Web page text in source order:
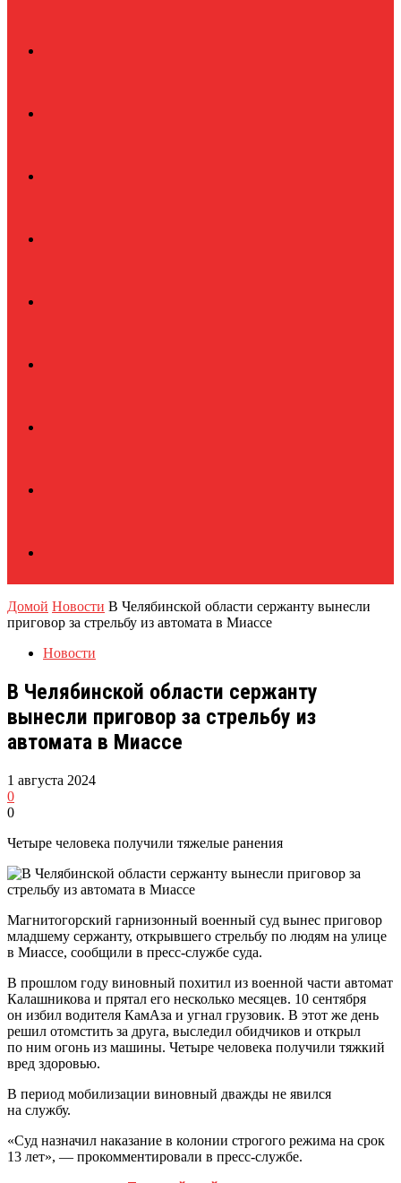
Домой Новости В Челябинской области сержанту вынесли
приговор за стрельбу из автомата в Миассе
Новости
В Челябинской области сержанту
вынесли приговор за стрельбу из
автомата в Миассе
1 августа 2024
0
0
Четыре человека получили тяжелые ранения
Магнитогорский гарнизонный военный суд вынес приговор
младшему сержанту, открывшего стрельбу по людям на улице
в Миассе, сообщили в пресс-службе суда.
В прошлом году виновный похитил из военной части автомат
Калашникова и прятал его несколько месяцев. 10 сентября
он избил водителя КамАза и угнал грузовик. В этот же день
решил отомстить за друга, выследил обидчиков и открыл
по ним огонь из машины. Четыре человека получили тяжкий
вред здоровью.
В период мобилизации виновный дважды не явился
на службу.
«Суд назначил наказание в колонии строгого режима на срок
13 лет», — прокомментировали в пресс-службе.